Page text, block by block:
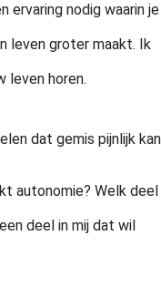
nodig waarin je
leven groter maakt. Ik
leven horen.
dat gemis pijnlijk kan
autonomie? Welk deel
deel in mij dat wil